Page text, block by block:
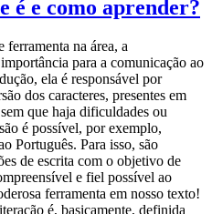
é e como aprender?
ferramenta na área, a
para a comunicação ao
ela é responsável por
dos caracteres, presentes em
que haja dificuldades ou
é possível, por exemplo,
Português. Para isso, são
de escrita com o objetivo de
e fiel possível ao
ferramenta em nosso texto!
é, basicamente, definida